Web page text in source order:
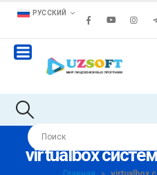
РУССКИЙ
virtualbox